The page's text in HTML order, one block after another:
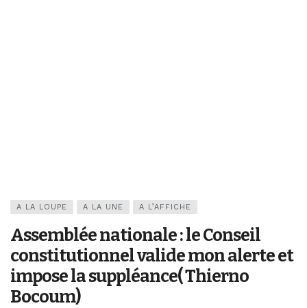
A LA LOUPE A LA UNE A L’AFFICHE
Assemblée nationale : le Conseil
constitutionnel valide mon alerte et
impose la suppléance( Thierno
Bocoum)